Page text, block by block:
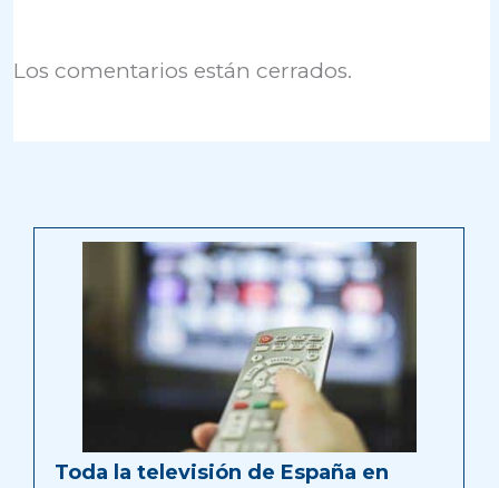
Los comentarios están cerrados.
Toda la televisión de España en